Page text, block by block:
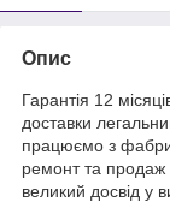
Опис
Гарантія 12
доставки
працюємо з
ремонт та продаж
великий досвід у